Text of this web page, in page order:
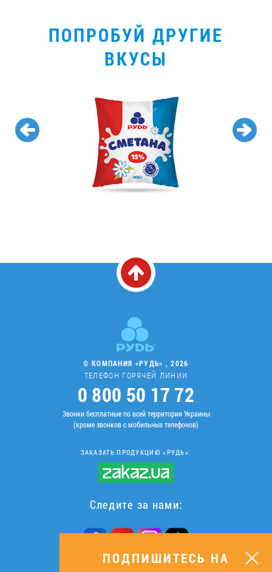
ПОПРОБУЙ ДРУГИЕ
ВКУСЫ
© КОМПАНИЯ «РУДЬ» , 2026
ТЕЛЕФОН ГОРЯЧЕЙ ЛИНИИ
0 800 50 17 72
Звонки бесплатные по всей территории Украины
(кроме звонков с мобильных телефонов)
ЗАКАЗАТЬ ПРОДУКЦИЮ «РУДЬ»:
Следите за нами:
ПОДПИШИТЕСЬ НА